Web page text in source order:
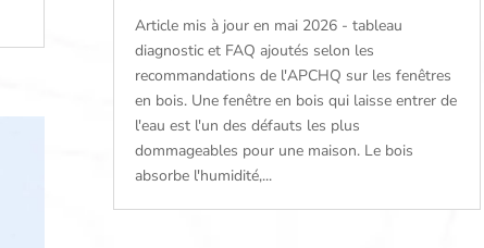
Article mis à jour en mai 2026 - tableau
diagnostic et FAQ ajoutés selon les
recommandations de l'APCHQ sur les fenêtres
en bois. Une fenêtre en bois qui laisse entrer de
l'eau est l'un des défauts les plus
dommageables pour une maison. Le bois
absorbe l'humidité,...